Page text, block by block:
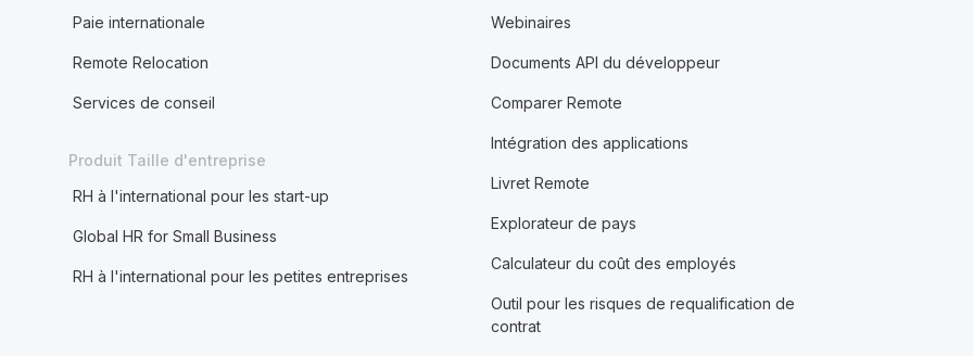
Paie internationale
Remote Relocation
Services de conseil
Produit Taille d'entreprise
RH à l'international pour les start-up
Global HR for Small Business
RH à l'international pour les petites entreprises
Webinaires
Documents API du développeur
Comparer Remote
Intégration des applications
Livret Remote
Explorateur de pays
Calculateur du coût des employés
Outil pour les risques de requalification de
contrat